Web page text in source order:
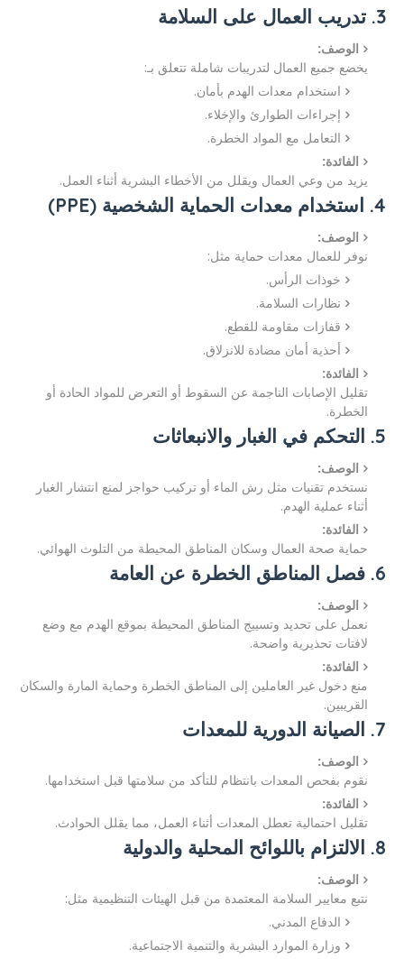
3. تدريب العمال على السلامة
الوصف:
يخضع جميع العمال لتدريبات شاملة تتعلق بـ:
استخدام معدات الهدم بأمان.
إجراءات الطوارئ والإخلاء.
التعامل مع المواد الخطرة.
الفائدة:
يزيد من وعي العمال ويقلل من الأخطاء البشرية أثناء العمل.
4. استخدام معدات الحماية الشخصية (PPE)
الوصف:
نوفر للعمال معدات حماية مثل:
خوذات الرأس.
نظارات السلامة.
قفازات مقاومة للقطع.
أحذية أمان مضادة للانزلاق.
الفائدة:
تقليل الإصابات الناجمة عن السقوط أو التعرض للمواد الحادة أو
الخطرة.
5. التحكم في الغبار والانبعاثات
الوصف:
نستخدم تقنيات مثل رش الماء أو تركيب حواجز لمنع انتشار الغبار
أثناء عملية الهدم.
الفائدة:
حماية صحة العمال وسكان المناطق المحيطة من التلوث الهوائي.
6. فصل المناطق الخطرة عن العامة
الوصف:
نعمل على تحديد وتسييج المناطق المحيطة بموقع الهدم مع وضع
لافتات تحذيرية واضحة.
الفائدة:
منع دخول غير العاملين إلى المناطق الخطرة وحماية المارة والسكان
القريبين.
7. الصيانة الدورية للمعدات
الوصف:
نقوم بفحص المعدات بانتظام للتأكد من سلامتها قبل استخدامها.
الفائدة:
تقليل احتمالية تعطل المعدات أثناء العمل، مما يقلل الحوادث.
8. الالتزام باللوائح المحلية والدولية
الوصف:
نتبع معايير السلامة المعتمدة من قبل الهيئات التنظيمية مثل:
الدفاع المدني.
وزارة الموارد البشرية والتنمية الاجتماعية.